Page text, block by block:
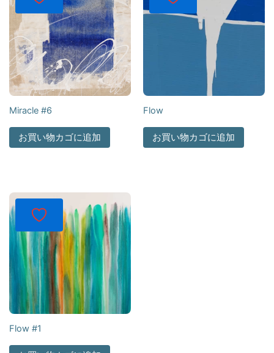
Miracle #6
お買い物カゴに追加
Flow
お買い物カゴに追加
Flow #1